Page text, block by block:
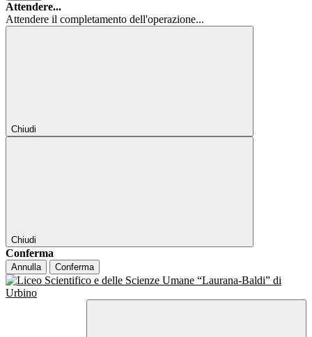
Attendere...
Attendere il completamento dell'operazione...
Chiudi
Chiudi
Conferma
Annulla Conferma